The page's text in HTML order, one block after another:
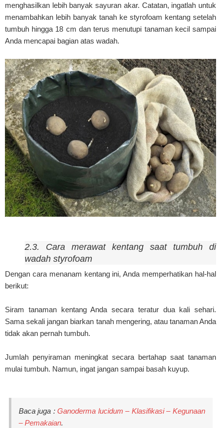
menghasilkan lebih banyak sayuran akar. Catatan, ingatlah untuk
menambahkan lebih banyak tanah ke styrofoam kentang setelah
tumbuh hingga 18 cm dan terus menutupi tanaman kecil sampai
Anda mencapai bagian atas wadah.
2.3. Cara merawat kentang saat tumbuh di
wadah styrofoam
Dengan cara menanam kentang ini, Anda memperhatikan hal-hal
berikut:
Siram tanaman kentang Anda secara teratur dua kali sehari.
Sama sekali jangan biarkan tanah mengering, atau tanaman Anda
tidak akan pernah tumbuh.
Jumlah penyiraman meningkat secara bertahap saat tanaman
mulai tumbuh. Namun, ingat jangan sampai basah kuyup.
Baca juga : Ganoderma lucidum – Klasifikasi – Kegunaan
– Pemakaian.